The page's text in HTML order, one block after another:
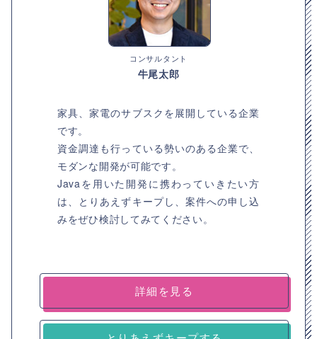
コンサルタント
牛尾太郎
家具、家電のサブスクを展開している企業
です。
資金調達も行っている勢いのある企業で、
モダンな開発が可能です。
Javaを用いた開発に携わっていきたい方
は、とりあえずキープし、案件への申し込
みをぜひ検討してみてください。
詳細を見る